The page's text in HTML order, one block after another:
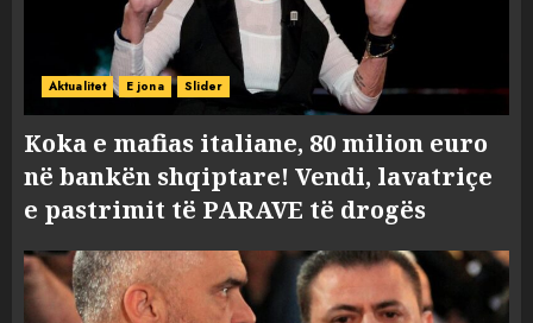
Aktualitet E jona Slider
Koka e mafias italiane, 80 milion euro
në bankën shqiptare! Vendi, lavatriçe
e pastrimit të PARAVE të drogës